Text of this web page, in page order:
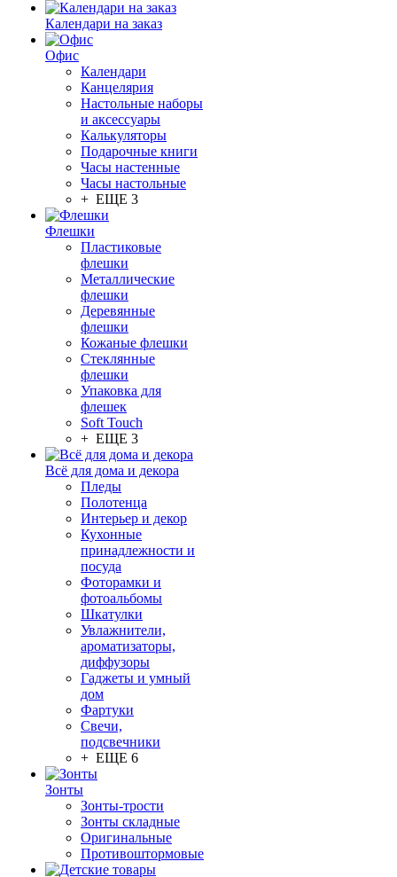
Календари на заказ
Офис
Календари
Канцелярия
Настольные наборы
и аксессуары
Калькуляторы
Подарочные книги
Часы настенные
Часы настольные
+ ЕЩЕ 3
Флешки
Пластиковые
флешки
Металлические
флешки
Деревянные
флешки
Кожаные флешки
Стеклянные
флешки
Упаковка для
флешек
Soft Touch
+ ЕЩЕ 3
Всё для дома и декора
Пледы
Полотенца
Интерьер и декор
Кухонные
принадлежности и
посуда
Фоторамки и
фотоальбомы
Шкатулки
Увлажнители,
ароматизаторы,
диффузоры
Гаджеты и умный
дом
Фартуки
Свечи,
подсвечники
+ ЕЩЕ 6
Зонты
Зонты-трости
Зонты складные
Оригинальные
Противоштормовые